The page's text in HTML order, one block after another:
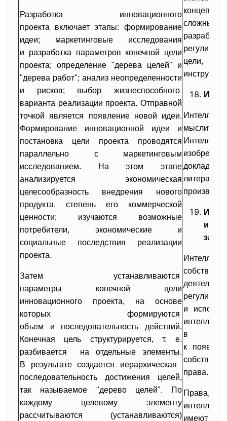
Разработка инновационного
проекта включает этапы: формирование
идеи; маркетинговые исследования
и разработка параметров конечной цели
проекта; определение "дерева целей" и
"дерева работ"; анализ неопределенности
и рисков; выбор жизнеспособного
варианта реализации проекта. Отправной
точкой является появление новой идеи.
Формирование инновационной идеи и
постановка цели проекта проводятся
параллельно с маркетинговым
исследованием. На этом этапе
анализируется экономическая
целесообразность внедрения нового
продукта, степень его коммерческой
ценности; изучаются возможные
потребители, экономические и
социальные последствия реализации
проекта.
Затем устанавливаются
параметры конечной цели
инновационного проекта, на основе
которых формируются
объем и последовательность действий.
Конечная цель структурируется, т. е.
разбивается на отдельные элементы.
В результате создается иерархическая
последовательность достижения целей,
так называемое "дерево целей". По
каждому целевому элементу
рассчитываются (устанавливаются)
сложный
цели,
и
в
к
права.
Права,
имеют ряд